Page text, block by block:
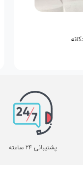
کودکانه
پشتیبانی 24 ساعته